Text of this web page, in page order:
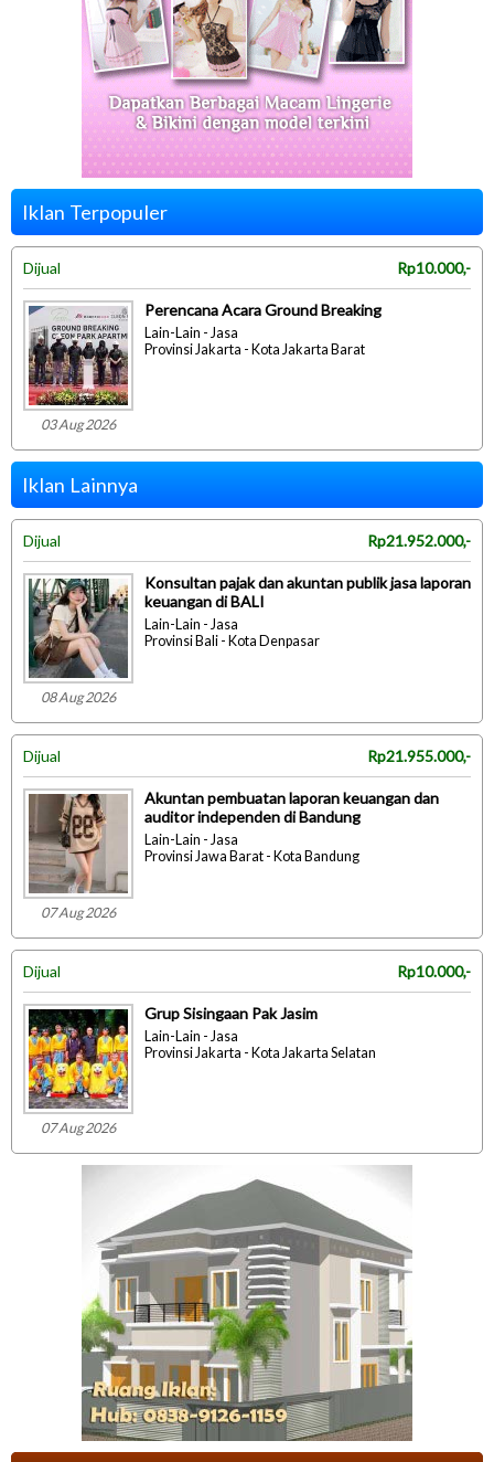
Iklan Terpopuler
Dijual Rp10.000,-
03 Aug 2026
Perencana Acara Ground Breaking
Lain-Lain - Jasa
Provinsi Jakarta - Kota Jakarta Barat
Iklan Lainnya
Dijual Rp21.952.000,-
08 Aug 2026
Konsultan pajak dan akuntan publik jasa laporan
keuangan di BALI
Lain-Lain - Jasa
Provinsi Bali - Kota Denpasar
Dijual Rp21.955.000,-
07 Aug 2026
Akuntan pembuatan laporan keuangan dan
auditor independen di Bandung
Lain-Lain - Jasa
Provinsi Jawa Barat - Kota Bandung
Dijual Rp10.000,-
07 Aug 2026
Grup Sisingaan Pak Jasim
Lain-Lain - Jasa
Provinsi Jakarta - Kota Jakarta Selatan